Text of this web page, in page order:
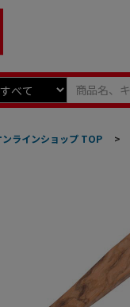
ラインショップ TOP >